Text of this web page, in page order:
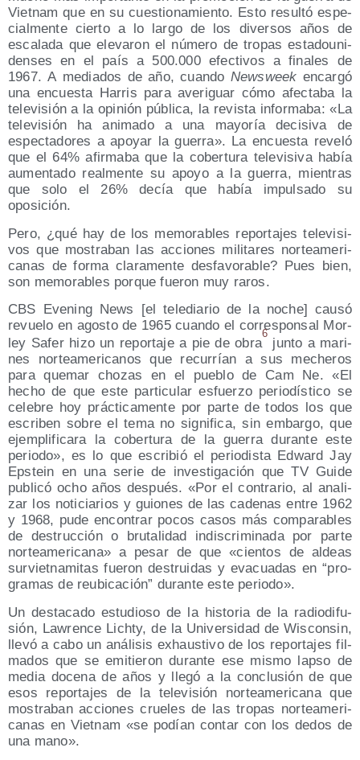
Viet­nam que en su cues­tio­na­mien­to. Esto resul­tó espe­
cial­men­te cier­to a lo lar­go de los diver­sos años de
esca­la­da que ele­va­ron el núme­ro de tro­pas esta­dou­ni­
den­ses en el país a 500.000 efec­ti­vos a fina­les de
1967. A media­dos de año, cuan­do News­week encar­gó
una encues­ta Harris para ave­ri­guar cómo afec­ta­ba la
tele­vi­sión a la opi­nión públi­ca, la revis­ta infor­ma­ba: «La
tele­vi­sión ha ani­ma­do a una mayo­ría deci­si­va de
espec­ta­do­res a apo­yar la gue­rra». La encues­ta reve­ló
que el 64% afir­ma­ba que la cober­tu­ra tele­vi­si­va había
aumen­ta­do real­men­te su apo­yo a la gue­rra, mien­tras
que solo el 26% decía que había impul­sa­do su
oposición.
Pero, ¿qué hay de los memo­ra­bles repor­ta­jes tele­vi­si­
vos que mos­tra­ban las accio­nes mili­ta­res nor­te­ame­ri­
ca­nas de for­ma cla­ra­men­te des­fa­vo­ra­ble? Pues bien,
son memo­ra­bles por­que fue­ron muy raros.
CBS Eve­ning News [el tele­dia­rio de la noche] cau­só
revue­lo en agos­to de 1965 cuan­do el corres­pon­sal Mor­
ley Safer hizo un repor­ta­je a pie de obra
6
jun­to a mari­
nes nor­te­ame­ri­ca­nos que recu­rrían a sus meche­ros
para que­mar cho­zas en el pue­blo de Cam Ne. «El
hecho de que este par­ti­cu­lar esfuer­zo perio­dís­ti­co se
cele­bre hoy prác­ti­ca­men­te por par­te de todos los que
escri­ben sobre el tema no sig­ni­fi­ca, sin embar­go, que
ejem­pli­fi­ca­ra la cober­tu­ra de la gue­rra duran­te este
perio­do», es lo que escri­bió el perio­dis­ta Edward Jay
Eps­tein en una serie de inves­ti­ga­ción que TV Gui­de
publi­có ocho años des­pués. «Por el con­tra­rio, al ana­li­
zar los noti­cia­rios y guio­nes de las cade­nas entre 1962
y 1968, pude encon­trar pocos casos más com­pa­ra­bles
de des­truc­ción o bru­ta­li­dad indis­cri­mi­na­da por par­te
nor­te­ame­ri­ca­na» a pesar de que «cien­tos de aldeas
sur­viet­na­mi­tas fue­ron des­trui­das y eva­cua­das en “pro­
gra­mas de reubi­ca­ción” duran­te este periodo».
Un des­ta­ca­do estu­dio­so de la his­to­ria de la radio­di­fu­
sión, Law­ren­ce Lichty, de la Uni­ver­si­dad de Wis­con­sin,
lle­vó a cabo un aná­li­sis exhaus­ti­vo de los repor­ta­jes fil­
ma­dos que se emi­tie­ron duran­te ese mis­mo lap­so de
media doce­na de años y lle­gó a la con­clu­sión de que
esos repor­ta­jes de la tele­vi­sión nor­te­ame­ri­ca­na que
mos­tra­ban accio­nes crue­les de las tro­pas nor­te­ame­ri­
ca­nas en Viet­nam «se podían con­tar con los dedos de
una mano».